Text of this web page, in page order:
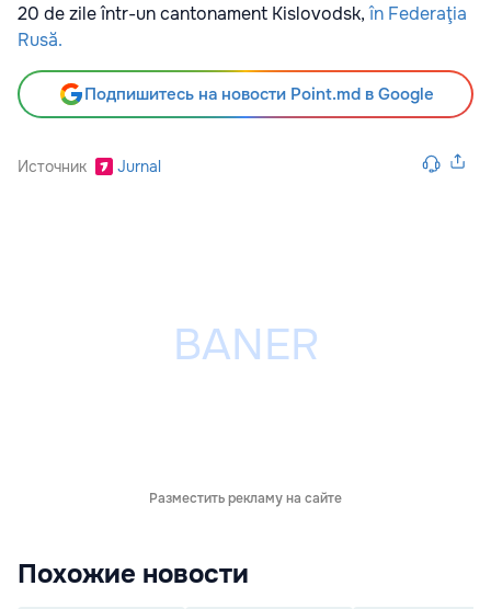
20 de zile într-un cantonament Kislovodsk,în Federaţia
Rusă.
Подпишитесь на новости Point.md в Google
Источник Jurnal
Разместить рекламу на сайте
Похожие новости